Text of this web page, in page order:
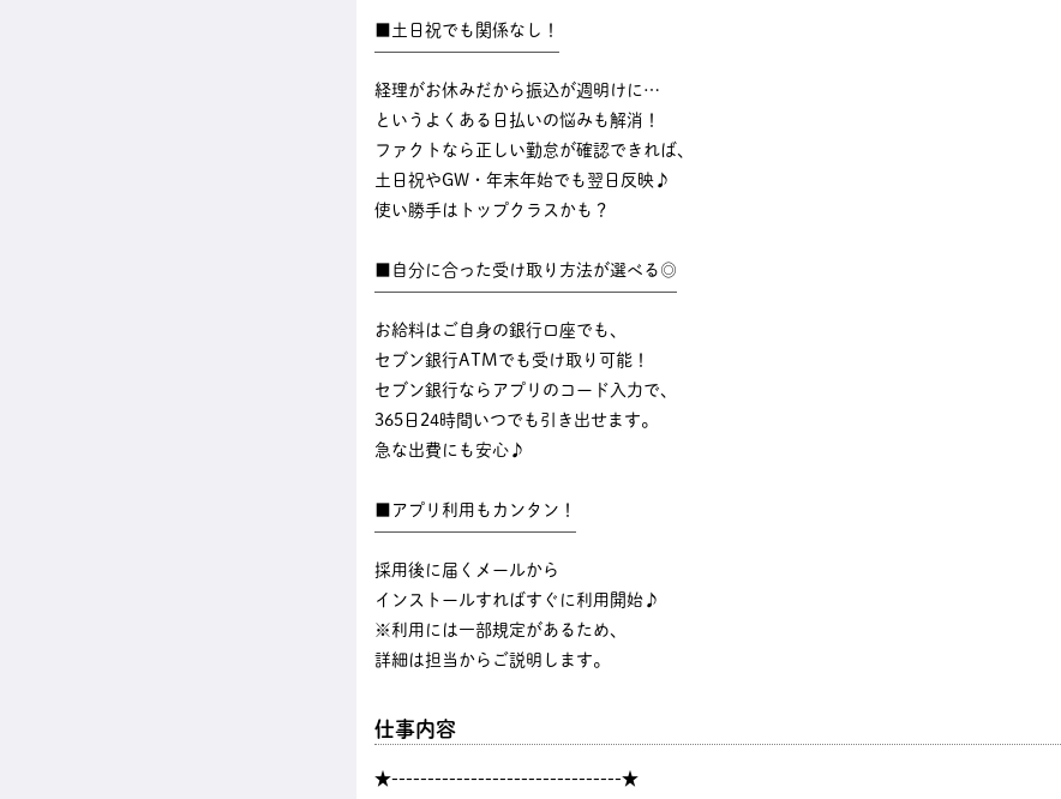
■土日祝でも関係なし！
経理がお休みだから振込が週明けに…
というよくある日払いの悩みも解消！
ファクトなら正しい勤怠が確認できれば、
土日祝やGW・年末年始でも翌日反映♪
使い勝手はトップクラスかも？
■自分に合った受け取り方法が選べる◎
お給料はご自身の銀行口座でも、
セブン銀行ATMでも受け取り可能！
セブン銀行ならアプリのコード入力で、
365日24時間いつでも引き出せます。
急な出費にも安心♪
■アプリ利用もカンタン！
採用後に届くメールから
インストールすればすぐに利用開始♪
※利用には一部規定があるため、
詳細は担当からご説明します。
仕事内容
★--------------------------------★